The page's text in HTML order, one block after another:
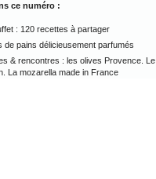
ce numéro :
: 120 recettes à partager
de pains délicieusement parfumés
& rencontres : les olives Provence. Le
La mozarella made in France